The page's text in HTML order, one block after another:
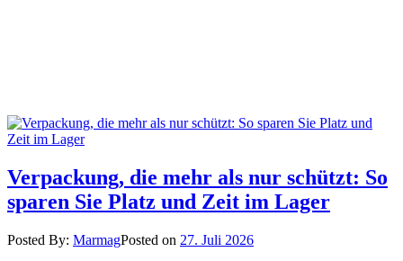
Verpackung, die mehr als nur schützt: So
sparen Sie Platz und Zeit im Lager
Posted By: MarmagPosted on 27. Juli 2026